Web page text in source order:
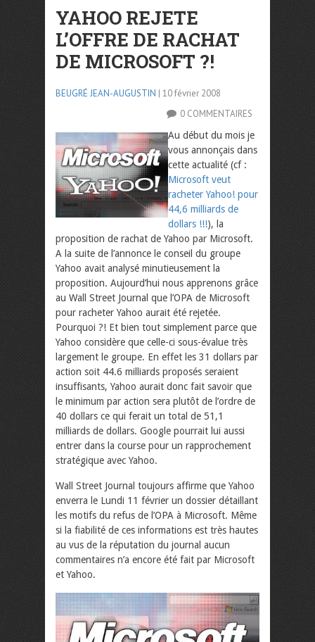
YAHOO REJETE
L’OFFRE DE RACHAT
DE MICROSOFT ?!
BEUGRÉ JEAN-AUGUSTIN | 10 février 2008
0 COMMENTAIRES
Au début du mois je
vous annonçais dans
cette actualité (cf :
Microsoft veut
racheter Yahoo! pour
44,6 milliards de
dollars !!!), la
proposition de rachat de Yahoo par Microsoft.
A la suite de l’annonce le conseil du groupe
Yahoo avait analysé minutieusement la
proposition. Aujourd’hui nous apprenons grâce
au Wall Street Journal que l’OPA de Microsoft
pour racheter Yahoo aurait été rejetée.
Pourquoi ?! Et bien tout simplement parce que
Yahoo considère que celle-ci sous-évalue très
largement le groupe. En effet les 31 dollars par
action soit 44.6 milliards proposés seraient
insuffisants, Yahoo aurait donc fait savoir que
le minimum par action sera plutôt de l’ordre de
40 dollars ce qui ferait un total de 51,1
milliards de dollars. Google pourrait lui aussi
entrer dans la course pour un rapprochement
stratégique avec Yahoo.
Wall Street Journal toujours affirme que Yahoo
enverra le Lundi 11 février un dossier détaillant
les motifs du refus de l’OPA à Microsoft. Même
si la fiabilité de ces informations est très hautes
au vus de la réputation du journal aucun
commentaires n’a encore été fait par Microsoft
et Yahoo.